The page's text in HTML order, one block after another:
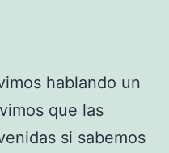
hablando un
que las
si sabemos